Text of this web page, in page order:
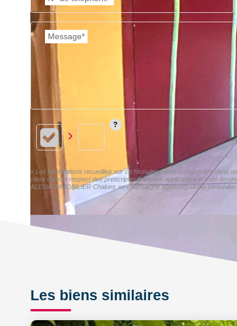
Message*
« Les informations recueillies sur ce formulaire sont enregistrées dans
client dans le respect des prescriptions légales applicables et sont
ALESIA IMMOBILIER Chalons en champagne agence@alesia-
Les biens similaires